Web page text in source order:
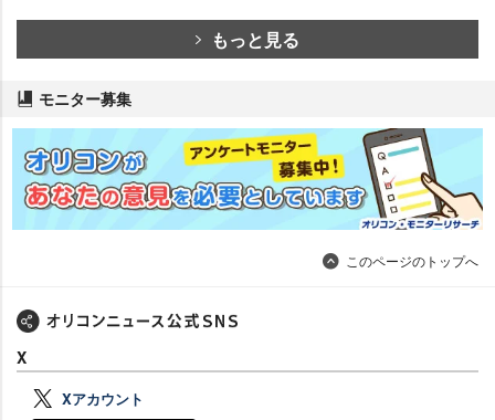
もっと見る
モニター募集
このページのトップへ
X
Xアカウント